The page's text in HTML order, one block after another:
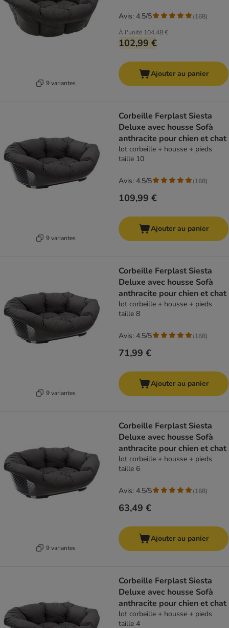
9 variantes
À l'unité 104,48 €
102,99 €
Avis: 4.5/5 (168)
Ajouter au panier
9 variantes
Corbeille Ferplast Siesta
Deluxe avec housse Sofà
anthracite pour chien et chat
lot corbeille + housse + pieds
taille 10
109,99 €
Avis: 4.5/5 (168)
Ajouter au panier
9 variantes
Corbeille Ferplast Siesta
Deluxe avec housse Sofà
anthracite pour chien et chat
lot corbeille + housse + pieds
taille 8
71,99 €
Avis: 4.5/5 (168)
Ajouter au panier
9 variantes
Corbeille Ferplast Siesta
Deluxe avec housse Sofà
anthracite pour chien et chat
lot corbeille + housse + pieds
taille 6
63,49 €
Avis: 4.5/5 (168)
Ajouter au panier
Corbeille Ferplast Siesta
Deluxe avec housse Sofà
anthracite pour chien et chat
lot corbeille + housse + pieds
taille 4